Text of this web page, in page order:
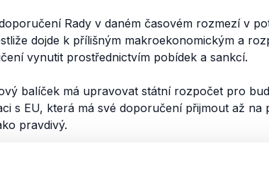
Rady v daném časovém rozmezí v
dojde k přílišným makroekonomickým a
vynutit prostřednictvím pobídek a sankcí.
balíček má upravovat státní rozpočet pro
s EU, která má své doporučení přijmout až na
pravdivý.